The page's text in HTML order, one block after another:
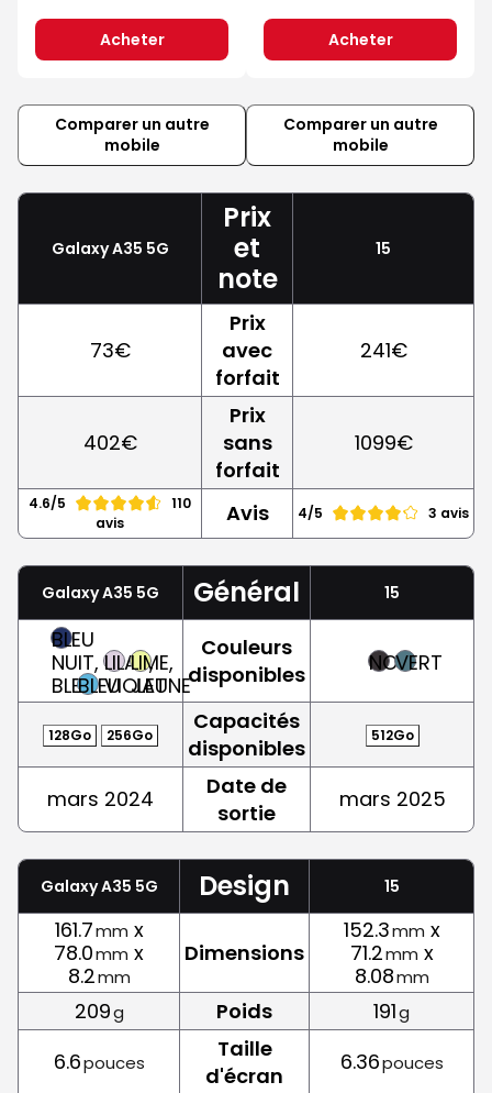
Acheter Acheter
Comparer un autre
mobile
Comparer un autre
mobile
Galaxy A35 5G
Prix
et
note
15
73€
Prix
avec
forfait
241€
402€
Prix
sans
forfait
1099€
4.6/5
110
avis
Avis 4/5 3 avis
Galaxy A35 5G Général 15
BLEU
NUIT,
BLEUBLEU
LILAS,
VIOLET
LIME,
JAUNE
Couleurs
disponibles
NOIRVERT
128Go 256Go
Capacités
disponibles
512Go
mars 2024
Date de
sortie
mars 2025
Galaxy A35 5G Design 15
161.7mm x
78.0mm x
8.2mm
Dimensions
152.3mm x
71.2mm x
8.08mm
209g Poids 191g
6.6pouces
Taille
d'écran
6.36pouces